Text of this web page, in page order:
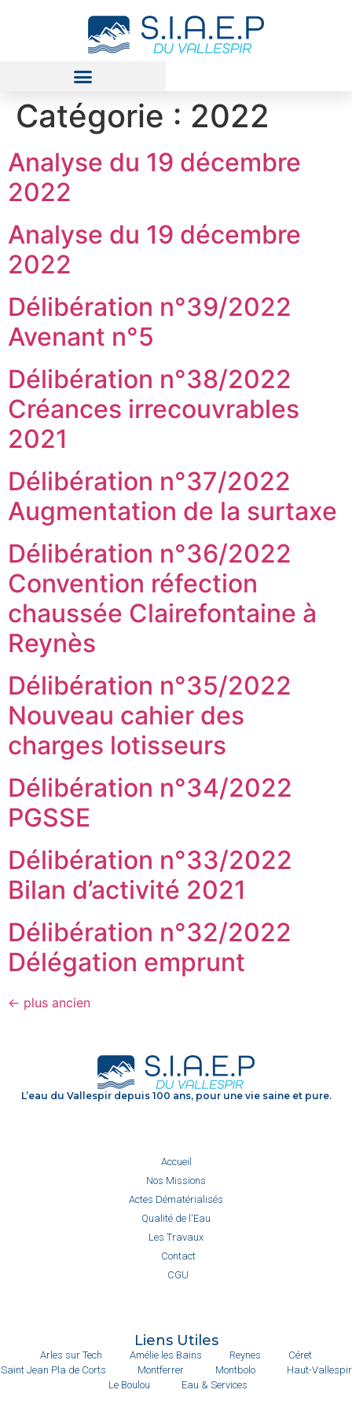
Catégorie : 2022
Analyse du 19 décembre
2022
Analyse du 19 décembre
2022
Délibération n°39/2022
Avenant n°5
Délibération n°38/2022
Créances irrecouvrables
2021
Délibération n°37/2022
Augmentation de la surtaxe
Délibération n°36/2022
Convention réfection
chaussée Clairefontaine à
Reynès
Délibération n°35/2022
Nouveau cahier des
charges lotisseurs
Délibération n°34/2022
PGSSE
Délibération n°33/2022
Bilan d’activité 2021
Délibération n°32/2022
Délégation emprunt
← plus ancien
L’eau du Vallespir depuis 100 ans, pour une vie saine et pure.
Accueil
Nos Missions
Actes Dématérialisés
Qualité de l'Eau
Les Travaux
Contact
CGU
Liens Utiles
Arles sur Tech Amélie les Bains Reynes
Céret
Saint Jean Pla de Corts
Montferrer Montbolo
Haut-Vallespir
Le Boulou
Eau & Services